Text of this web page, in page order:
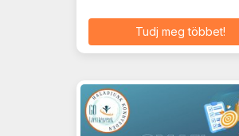
Tudj meg többet!